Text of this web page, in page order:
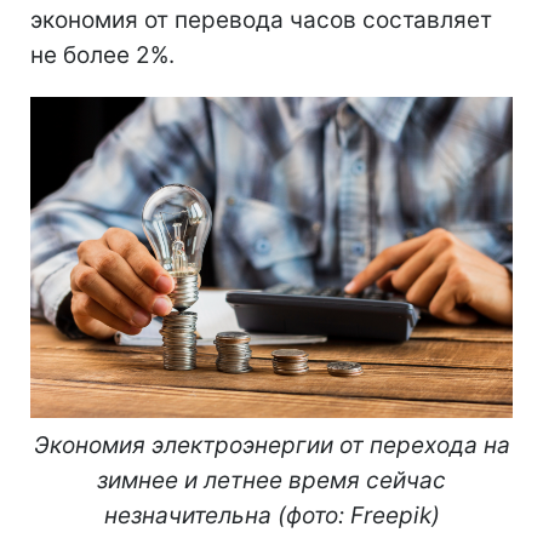
экономия от перевода часов составляет
не более 2%.
Экономия электроэнергии от перехода на
зимнее и летнее время сейчас
незначительна (фото: Freepik)